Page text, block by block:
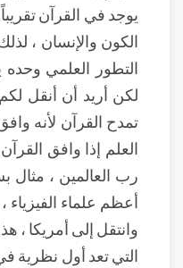
يوجد في القرآن
الكون والإنسان ،
التطور العلمي
لكن أريد أن أنقل
تمدح القرآن لأنه
العلم إذا وافق
رب العالمين ، مثال
أعظم علماء الفيزياء
وانتقل إلى أمريكا ،
التي تعد أول نظرية